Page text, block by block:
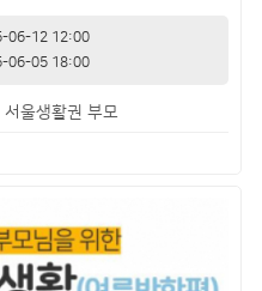
06-12 12:00
06-05 18:00
울생활권 부모